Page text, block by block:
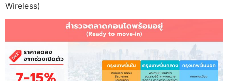
Wireless)